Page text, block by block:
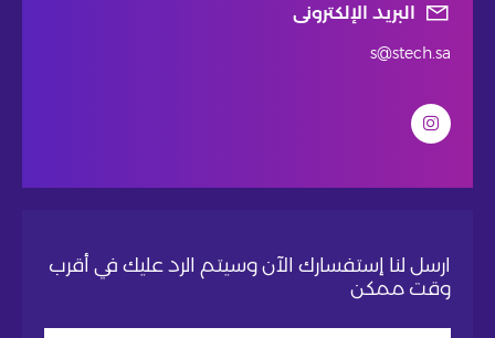
البريد الإلكترونى
s@stech.sa
ارسل لنا إستفسارك الآن وسيتم الرد عليك في أقرب
وقت ممكن